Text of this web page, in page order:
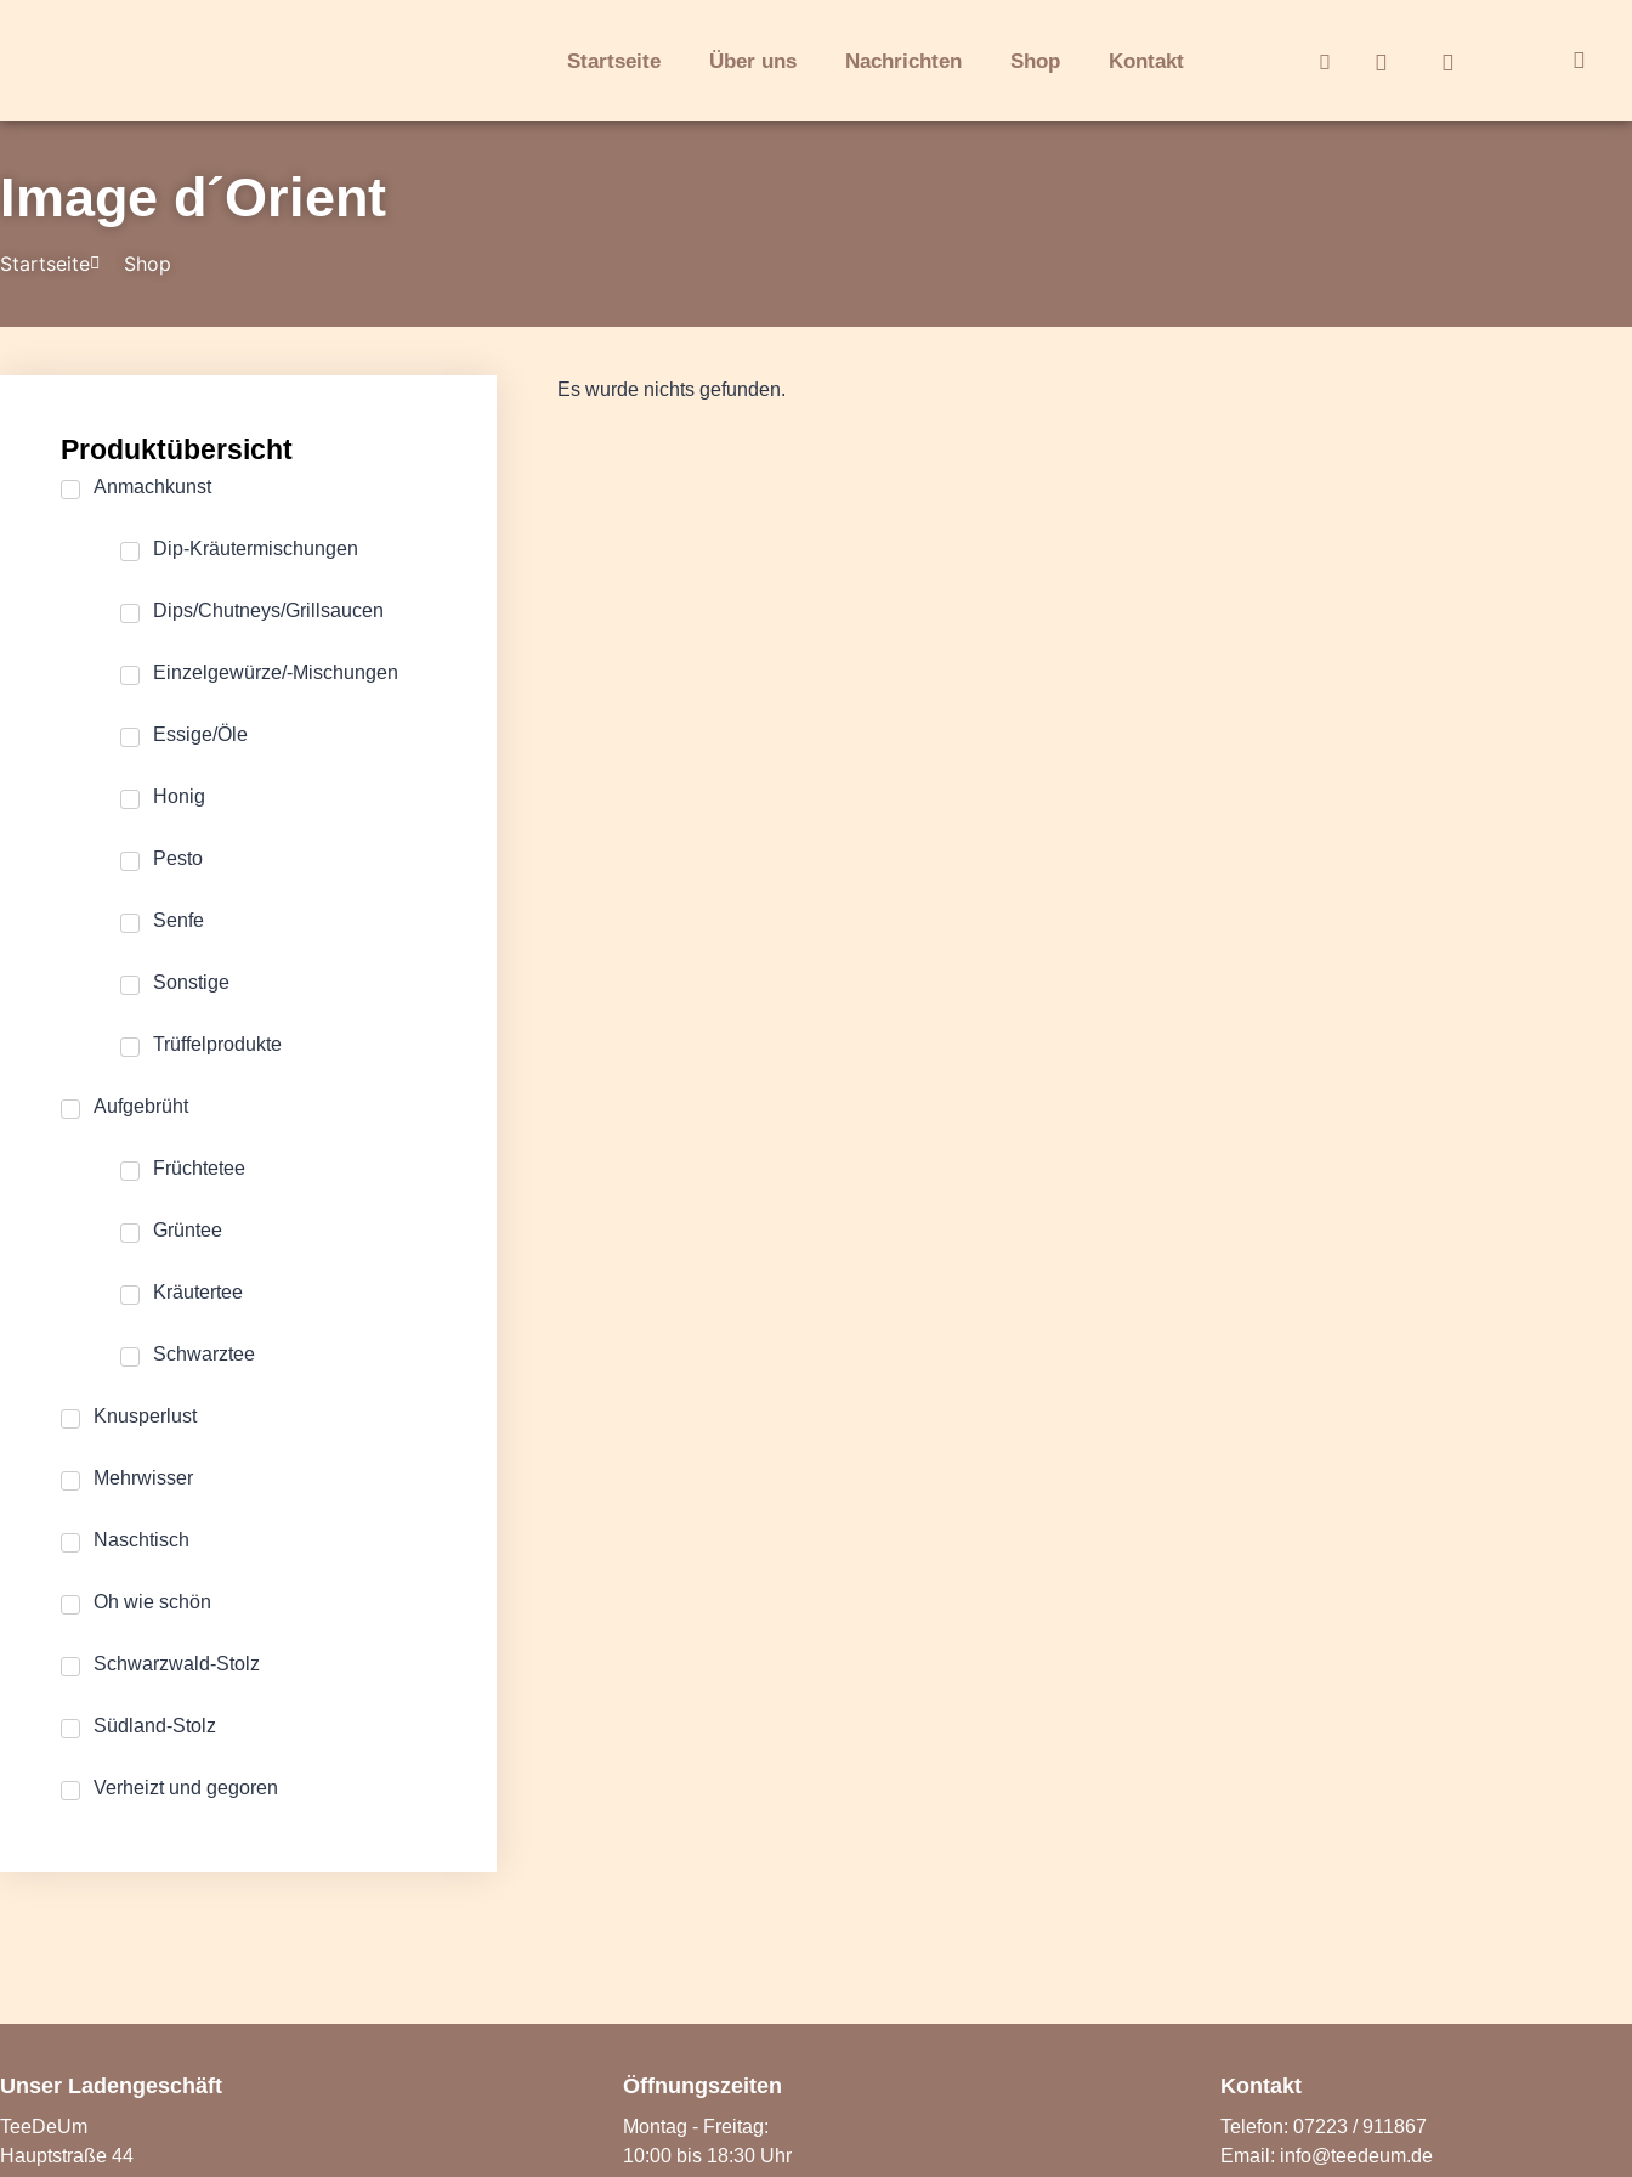
Startseite Über uns Nachrichten Shop Kontakt
Image d´Orient
Startseite Shop
Produktübersicht
Anmachkunst
Dip-Kräutermischungen
Dips/Chutneys/Grillsaucen
Einzelgewürze/-Mischungen
Essige/Öle
Honig
Pesto
Senfe
Sonstige
Trüffelprodukte
Aufgebrüht
Früchtetee
Grüntee
Kräutertee
Schwarztee
Knusperlust
Mehrwisser
Naschtisch
Oh wie schön
Schwarzwald-Stolz
Südland-Stolz
Verheizt und gegoren
Es wurde nichts gefunden.
Unser Ladengeschäft
TeeDeUm
Hauptstraße 44
Öffnungszeiten
Montag - Freitag:
10:00 bis 18:30 Uhr
Kontakt
Telefon: 07223 / 911867
Email: info@teedeum.de